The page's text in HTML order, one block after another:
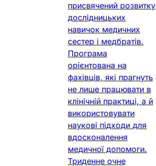
присвячений розвитку
дослідницьких
навичок медичних
сестер і медбратів.
Програма
орієнтована на
фахівців, які прагнуть
не лише працювати в
клінічній практиці, а й
використовувати
наукові підходи для
вдосконалення
медичної допомоги.
Триденне очне